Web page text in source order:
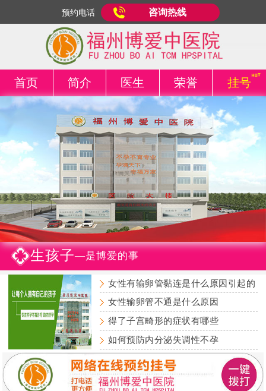
预约电话 咨询热线
首页 简介 医生 荣誉 挂号
生孩子—是博爱的事
女性有输卵管黏连是什么原因引起的
女性输卵管不通是什么原因
得了子宫畸形的症状有哪些
如何预防内分泌失调性不孕